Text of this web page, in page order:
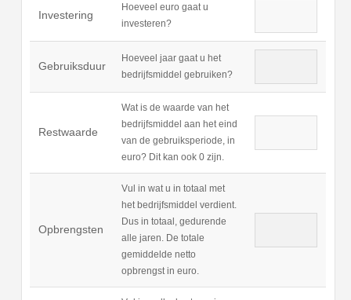
Investering
Hoeveel euro gaat u
investeren?
Gebruiksduur
Hoeveel jaar gaat u het
bedrijfsmiddel gebruiken?
Restwaarde
Wat is de waarde van het
bedrijfsmiddel aan het eind
van de gebruiksperiode, in
euro? Dit kan ook 0 zijn.
Opbrengsten
Vul in wat u in totaal met
het bedrijfsmiddel verdient.
Dus in totaal, gedurende
alle jaren. De totale
gemiddelde netto
opbrengst in euro.